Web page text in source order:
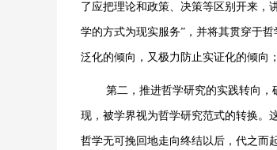
了应把理论和政策、决策等区别开来，
学的方式为现实服务”，并将其贯穿于
泛化的倾向，又极力防止实证化的倾向
第二，推进哲学研究的实践转向，
现，被学界视为哲学研究范式的转换。
哲学无可挽回地走向终结以后，代之而